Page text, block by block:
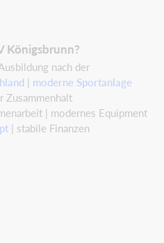
Königsbrunn?
nach der
| moderne Sportanlage
Zusammenhalt
| modernes Equipment
| stabile Finanzen